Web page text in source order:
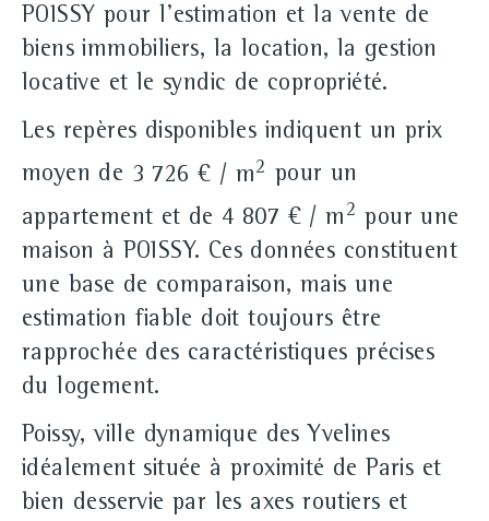
POISSY pour l'estimation et la vente de
biens immobiliers, la location, la gestion
locative et le syndic de copropriété.
Les repères disponibles indiquent un prix
moyen de 3 726 € / m2 pour un
appartement et de 4 807 € / m 2 pour une
maison à POISSY. Ces données constituent
une base de comparaison, mais une
estimation fiable doit toujours être
rapprochée des caractéristiques précises
du logement.
Poissy, ville dynamique des Yvelines
idéalement située à proximité de Paris et
bien desservie par les axes routiers et